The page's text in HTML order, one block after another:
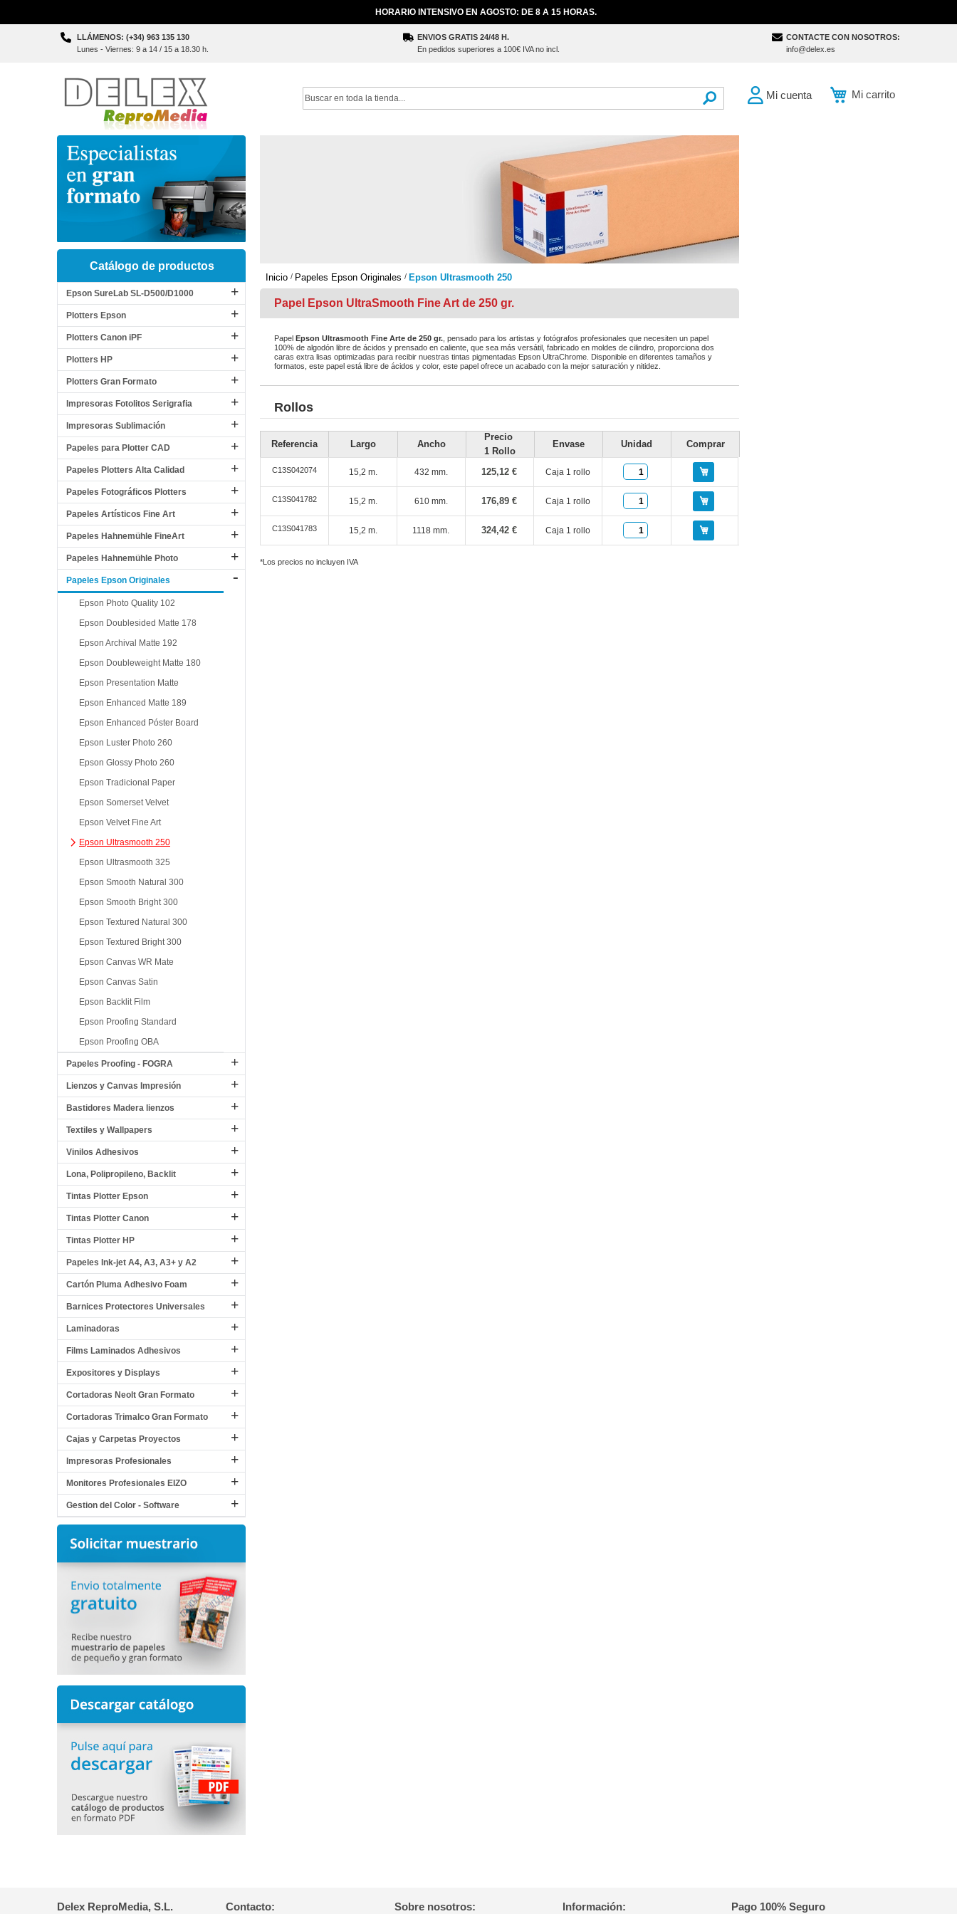
HORARIO INTENSIVO EN AGOSTO: DE 8 A 15 HORAS.
Skip
LLÁMENOS: (+34) 963 135 130
Lunes - Viernes: 9 a 14 / 15 a 18.30 h.
ENVIOS GRATIS 24/48 H.
En pedidos superiores a 100€ IVA no incl.
CONTACTE CON NOSOTROS:
info@delex.es
Mi carrito
Mi cuenta
Search
Inicio Papeles Epson Originales Epson Ultrasmooth 250
Papel Epson UltraSmooth Fine Art de 250 gr.
PapelEpson Ultrasmooth Fine Arte de 250 gr. , pensado para los artistas y fotógrafos profesionales que necesiten un papel
100% de algodón libre de ácidos y prensado en caliente, que sea más versátil, fabricado en moldes de cilindro, proporciona dos
caras extra lisas optimizadas para recibir nuestras tintas pigmentadas Epson UltraChrome. Disponible en diferentes tamaños y
formatos, este papel está libre de ácidos y color, este papel ofrece un acabado con la mejor saturación y nitidez.
Rollos
Referencia Largo Ancho
Precio
1 Rollo
Envase Unidad Comprar
C13S042074 15,2 m. 432 mm. 125,12 € Caja 1 rollo
C13S041782 15,2 m. 610 mm. 176,89 € Caja 1 rollo
C13S041783 15,2 m. 1118 mm. 324,42 € Caja 1 rollo
*Los precios no incluyen IVA
Catálogo de productos
Epson SureLab SL-D500/D1000
Plotters Epson
Plotters Canon iPF
Plotters HP
Plotters Gran Formato
Impresoras Fotolitos Serigrafia
Impresoras Sublimación
Papeles para Plotter CAD
Papeles Plotters Alta Calidad
Papeles Fotográficos Plotters
Papeles Artísticos Fine Art
Papeles Hahnemühle FineArt
Papeles Hahnemühle Photo
Papeles Epson Originales
Epson Photo Quality 102
Epson Doublesided Matte 178
Epson Archival Matte 192
Epson Doubleweight Matte 180
Epson Presentation Matte
Epson Enhanced Matte 189
Epson Enhanced Póster Board
Epson Luster Photo 260
Epson Glossy Photo 260
Epson Tradicional Paper
Epson Somerset Velvet
Epson Velvet Fine Art
Epson Ultrasmooth 250
Epson Ultrasmooth 325
Epson Smooth Natural 300
Epson Smooth Bright 300
Epson Textured Natural 300
Epson Textured Bright 300
Epson Canvas WR Mate
Epson Canvas Satin
Epson Backlit Film
Epson Proofing Standard
Epson Proofing OBA
Papeles Proofing - FOGRA
Lienzos y Canvas Impresión
Bastidores Madera lienzos
Textiles y Wallpapers
Vinilos Adhesivos
Lona, Polipropileno, Backlit
Tintas Plotter Epson
Tintas Plotter Canon
Tintas Plotter HP
Papeles Ink-jet A4, A3, A3+ y A2
Cartón Pluma Adhesivo Foam
Barnices Protectores Universales
Laminadoras
Films Laminados Adhesivos
Expositores y Displays
Cortadoras Neolt Gran Formato
Cortadoras Trimalco Gran Formato
Cajas y Carpetas Proyectos
Impresoras Profesionales
Monitores Profesionales EIZO
Gestion del Color - Software
Delex ReproMedia, S.L. Contacto: Sobre nosotros: Información: Pago 100% Seguro